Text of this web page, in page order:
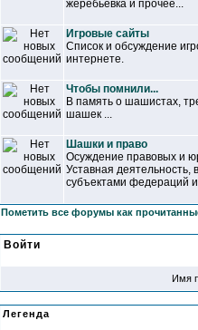
жеребьевка и прочее...
Игровые сайты
Список и обсуждение
интернете.
Чтобы помнили...
В память о шашистах,
шашек ...
Шашки и право
Осуждение правовых и
Уставная
субъектами федераций
Пометить все форумы как
Войти
Имя
Легенда